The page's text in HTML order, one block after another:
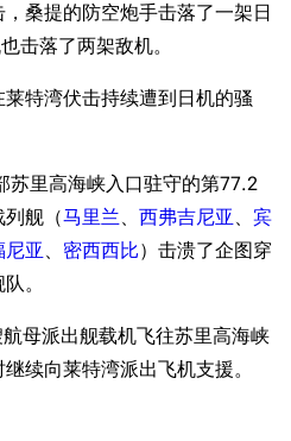
桑提的防空炮手击落了一架日
击落了两架敌机。
特湾伏击持续遭到日机的骚
苏里高海峡入口驻守的第77.2
舰（马里兰、 西弗吉尼亚 、 宾
尼亚 、 密西西比）击溃了企图穿
。
母派出舰载机飞往苏里高海峡
续向莱特湾派出飞机支援。